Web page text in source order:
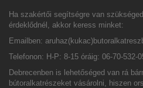
Ha szakértői segítségre van
érdeklődnél, akkor keress minket:
Emailben:
Telefonon: H-P: 8-15 óráig: 06-70-532-
Debrecenben is lehetőséged van rá
bútoralkatrészeket vásárolni, hiszen